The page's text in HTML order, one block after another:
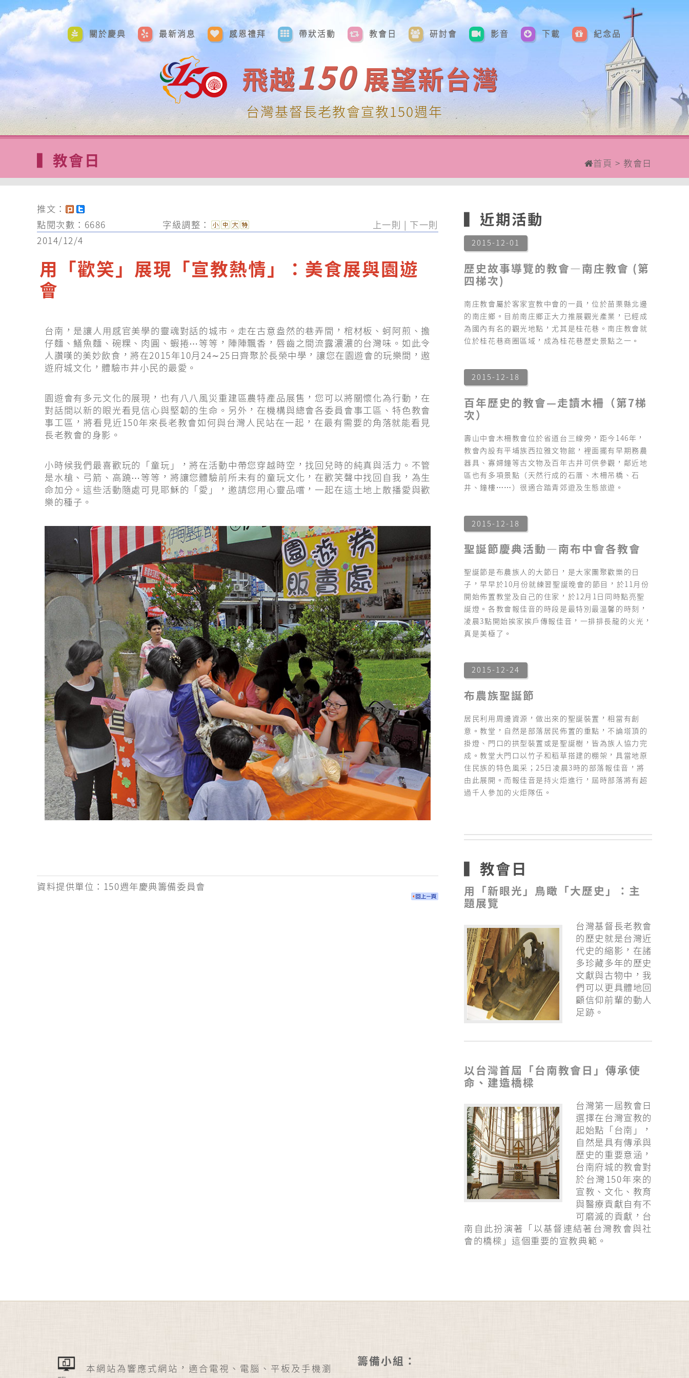
飛越150展望新台灣
台灣基督長老教會宣教150週年
關於慶典 最新消息 感恩禮拜 帶狀活動 教會日 研討會 影音 下載 紀念品
教會日 首頁 > 教會日
推文：
點閱次數：6686
字級調整： 上一則
下一則
2014/12/4
用「歡笑」展現「宣教熱情」：美食展與園遊
會
台南，是讓人用感官美學的靈魂對話的城市。走在古意盎然的巷弄間，棺材板、蚵阿煎、擔
仔麵、鱔魚麵、碗粿、肉圓、蝦捲⋯等等，陣陣飄香，唇齒之間流露濃濃的台灣味。如此令
人讚嘆的美妙飲食，將在2015年10月24∼25日齊聚於長榮中學，讓您在園遊會的玩樂間，遨
遊府城文化，體驗市井小民的最愛。
園遊會有多元文化的展現，也有八八風災重建區農特產品展售，您可以將關懷化為行動，在
對話間以新的眼光看見信心與堅韌的生命。另外，在機構與總會各委員會事工區、特色教會
事工區，將看見近150年來長老教會如何與台灣人民站在一起，在最有需要的角落就能看見
長老教會的身影。
小時候我們最喜歡玩的「童玩」，將在活動中帶您穿越時空，找回兒時的純真與活力。不管
是水槍、弓箭、高蹺⋯等等，將讓您體驗前所未有的童玩文化，在歡笑聲中找回自我，為生
命加分。這些活動隨處可見耶穌的「愛」，邀請您用心靈品嚐，一起在這土地上散播愛與歡
樂的種子。
資料提供單位： 150週年慶典籌備委員會
近期活動
2015-12-01
歷史故事導覽的教會―南庄教會 (第
四梯次)
南庄教會屬於客家宣教中會的一員，位於苗栗縣北邊
的南庄鄉。目前南庄鄉正大力推展觀光產業，已經成
為國內有名的觀光地點，尤其是桂花巷。南庄教會就
位於桂花巷商圈區域，成為桂花巷歷史景點之一。
2015-12-18
百年歷史的教會—走讀木柵（第7梯
次）
壽山中會木柵教會位於省道台三線旁，距今146年，
教會內設有平埔族西拉雅文物館，裡面擺有早期務農
器具、寡婦鐘等古文物及百年古井可供參觀，鄰近地
區也有多項景點（天然行成的石厝、木柵吊橋、石
井、鐘樓⋯⋯）很適合踏青郊遊及生態旅遊。
2015-12-18
聖誕節慶典活動―南布中會各教會
聖誕節是布農族人的大節日，是大家團聚歡樂的日
子，早早於10月份就練習聖誕晚會的節目，於11月份
開始佈置教堂及自己的住家，於12月1日同時點亮聖
誕燈。各教會報佳音的時段是最特別最溫馨的時刻，
凌晨3點開始挨家挨戶傳報佳音，一排排長龍的火光，
真是美極了。
2015-12-24
布農族聖誕節
居民利用周邊資源，做出來的聖誕裝置，相當有創
意。教堂，自然是部落居民佈置的重點，不論塔頂的
掛燈、門口的拱型裝置或是聖誕樹，皆為族人協力完
成。教堂大門口以竹子和稻草搭建的棚架，具當地原
住民族的特色風采；25日凌晨3時的部落報佳音，將
由此展開。而報佳音是持火炬進行，屆時部落將有超
過千人參加的火炬隊伍。
▍教會日
用「新眼光」鳥瞰「大歷史」：主
題展覽
台灣基督長老教會
的歷史就是台灣近
代史的縮影，在諸
多珍藏多年的歷史
文獻與古物中，我
們可以更具體地回
顧信仰前輩的動人
足跡。
以台灣首屆「台南教會日」傳承使
命、建造橋樑
台灣第一屆教會日
選擇在台灣宣教的
起始點「台南」，
自然是具有傳承與
歷史的重要意涵，
台南府城的教會對
於台灣150年來的
宣教、文化、教育
與醫療貢獻自有不
可磨滅的貢獻，台
南自此扮演著「以基督連結著台灣教會與社
會的橋樑」這個重要的宣教典範。
本網站為響應式網站，適合電視、電腦、平板及手機瀏
籌備小組：